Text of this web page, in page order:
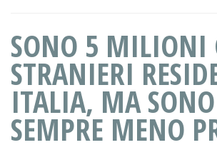
SONO 5 MILIONI
STRANIERI
ITALIA, MA SONO
SEMPRE MENO